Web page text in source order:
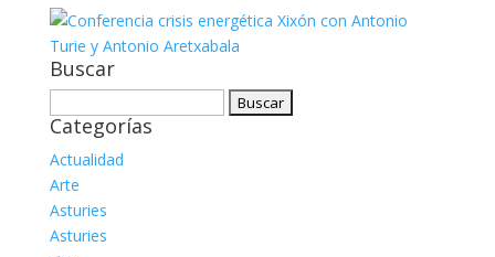
Buscar
Categorías
Actualidad
Arte
Asturies
Asturies